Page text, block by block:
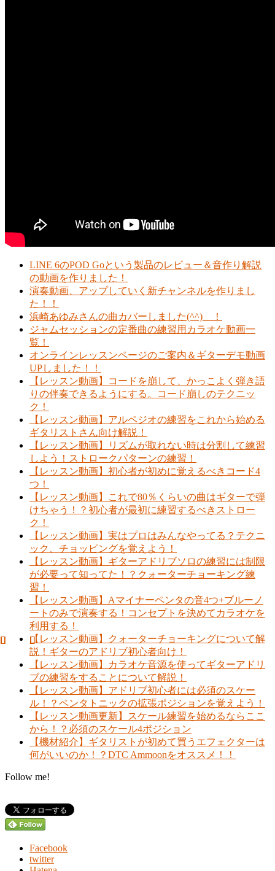
LINE 6のPOD Goという製品のレビュー＆音作り解説
の動画を作りました！
演奏動画、アップしていく新チャンネルを作りまし
た！！
浜崎あゆみさんの曲カバーしました(^^) ！
ジャムセッションの定番曲の練習用カラオケ動画一
覧！
オンラインレッスンページのご案内＆ギターデモ動画
UPしました！！
【レッスン動画】コードを崩して、かっこよく弾き語
りの伴奏できるようにする。コード崩しのテクニッ
ク！
【レッスン動画】アルペジオの練習をこれから始める
ギタリストさん向け解説！
【レッスン動画】リズムが取れない時は分割して練習
しよう！ストロークパターンの練習！
【レッスン動画】初心者が初めに覚えるべきコード4
つ！
【レッスン動画】これで80％くらいの曲はギターで弾
けちゃう！？初心者が最初に練習するべきストロー
ク！
【レッスン動画】実はプロはみんなやってる？テクニ
ック、チョッピングを覚えよう！
【レッスン動画】ギターアドリブソロの練習には制限
が必要って知ってた！？クォーターチョーキング練
習！
【レッスン動画】Aマイナーペンタの音4つ+ブルーノ
ートのみで演奏する！コンセプトを決めてカラオケを
利用する！
【レッスン動画】クォーターチョーキングについて解
説！ギターのアドリブ初心者向け！
【レッスン動画】カラオケ音源を使ってギターアドリ
ブの練習をすることについて解説！
【レッスン動画】アドリブ初心者には必須のスケー
ル！？ペンタトニックの拡張ポジションを覚えよう！
【レッスン動画更新】スケール練習を始めるならここ
から！？必須のスケール4ポジション
【機材紹介】ギタリストが初めて買うエフェクターは
何がいいのか！？DTC Ammoonをオススメ！！
Follow me!
Facebook
twitter